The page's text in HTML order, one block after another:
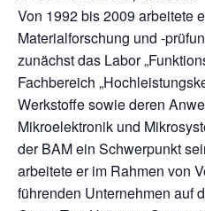
Von 1992 bis 2009 arbeitete
Materialforschung und -
zunächst das Labor
Fachbereich
Werkstoffe sowie deren
Mikroelektronik und
der BAM ein Schwerpunkt
arbeitete er im Rahmen von
führenden Unternehmen auf